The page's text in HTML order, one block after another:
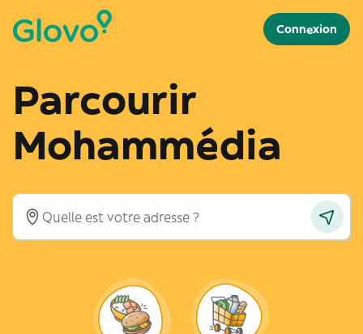
Connexion
Parcourir
Mohammédia